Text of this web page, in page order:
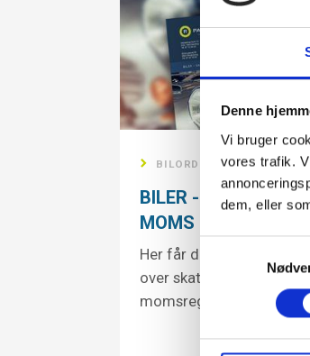
Denne
Vi bruger
vores trafik.
dem, eller
BILORDNINGER
BILER - SKAT OG
MOMS 2022
Her får du ajourført
over skattereglerne og
momsreglerne på bilomr